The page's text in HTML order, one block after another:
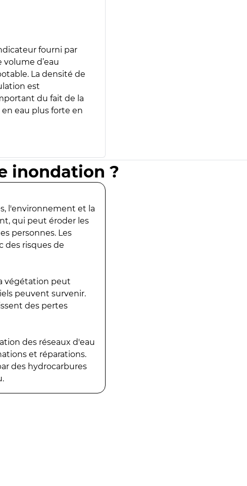
fourni par
volume d’eau
La densité de
est
du fait de la
eau plus forte en
inondation ?
l'environnement et la
qui peut éroder les
personnes. Les
des risques de
végétation peut
peuvent survenir.
des pertes
des réseaux d'eau
et réparations.
des hydrocarbures